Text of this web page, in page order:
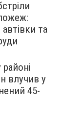
та
влучив у
45-